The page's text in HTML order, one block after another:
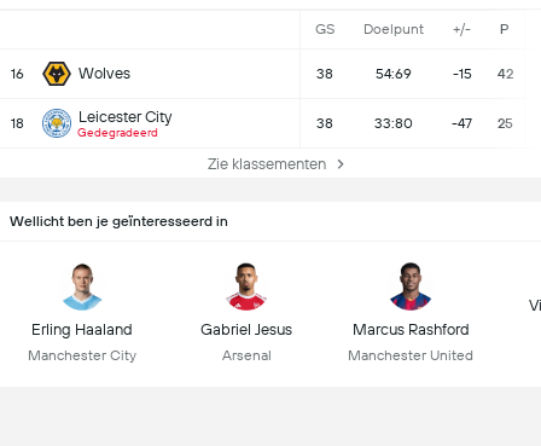
GS Doelpunt +/- P
16 Wolves 38 54:69 -15 42
18 Leicester City
Gedegradeerd
38 33:80 -47 25
Zie klassementen
Wellicht ben je geïnteresseerd in
Erling Haaland
Manchester City
Gabriel Jesus
Arsenal
Marcus Rashford
Manchester United